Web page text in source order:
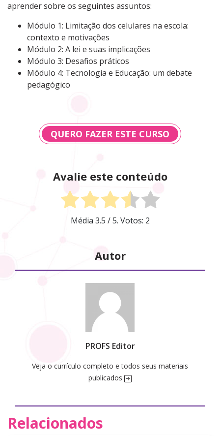
aprender sobre os seguintes assuntos:
Módulo 1: Limitação dos celulares na escola:
contexto e motivações
Módulo 2: A lei e suas implicações
Módulo 3: Desafios práticos
Módulo 4: Tecnologia e Educação: um debate
pedagógico
QUERO FAZER ESTE CURSO
Avalie este conteúdo
Média 3.5 / 5. Votos: 2
Autor
PROFS Editor
Veja o currículo completo e todos seus materiais
publicados
Relacionados